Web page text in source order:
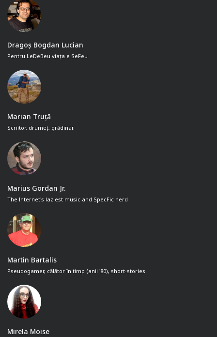
Dragoș Bogdan Lucian
Pentru LeDeBeu viața e SeFeu
Marian Truță
Scriitor, drumeț, grădinar.
Marius Gordan Jr.
The Internet's laziest music and SpecFic nerd
Martin Bartalis
Pseudogamer, călător în timp (anii '80), short-stories.
Mirela Moise